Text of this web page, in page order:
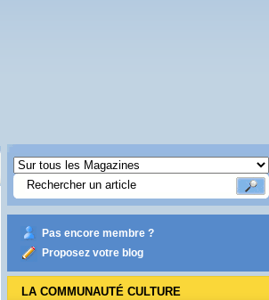
Pas encore membre ?
Proposez votre blog
LA COMMUNAUTÉ CULTURE